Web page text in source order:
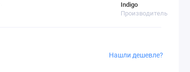
Indigo
Производитель
Нашли дешевле?